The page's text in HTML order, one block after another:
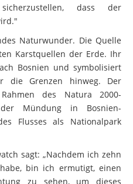
dass der
Naturwunder. Die Quelle
Karstquellen der Erde. Ihr
Bosnien und symbolisiert
die Grenzen hinweg. Der
des Natura 2000-
Mündung in Bosnien-
Flusses als Nationalpark
sagt: „Nachdem ich zehn
bin ich ermutigt, einen
zu sehen, um dieses